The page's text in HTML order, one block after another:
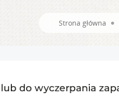
Strona główna